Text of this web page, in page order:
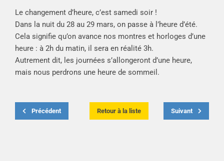
Le changement d’heure, c’est samedi soir !
Dans la nuit du 28 au 29 mars, on passe à l’heure d’été.
Cela signifie qu’on avance nos montres et horloges d’une
heure : à 2h du matin, il sera en réalité 3h.
Autrement dit, les journées s’allongeront d’une heure,
mais nous perdrons une heure de sommeil.
Précédent Retour à la liste Suivant